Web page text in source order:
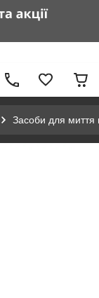
Засоби для миття